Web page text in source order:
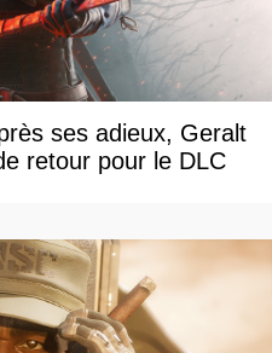
ses adieux, Geralt
retour pour le DLC